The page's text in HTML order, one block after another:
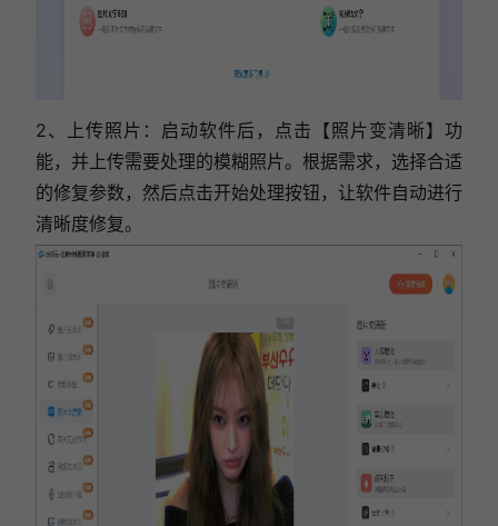
2、上传照片：启动软件后，点击【照片变清晰】功
能，并上传需要处理的模糊照片。根据需求，选择合适
的修复参数，然后点击开始处理按钮，让软件自动进行
清晰度修复。